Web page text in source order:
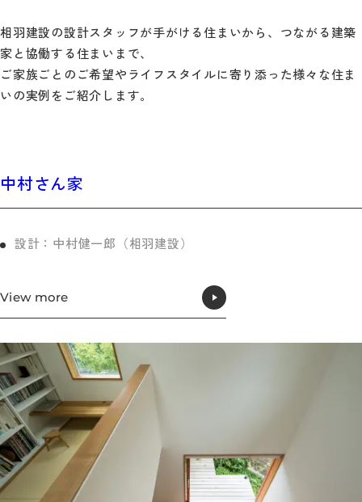
相羽建設の設計スタッフが手がける住まいから、つながる建築
家と協働する住まいまで、
ご家族ごとのご希望やライフスタイルに寄り添った様々な住ま
いの実例をご紹介します。
中村さん家
設計：中村健一郎（相羽建設）
View more